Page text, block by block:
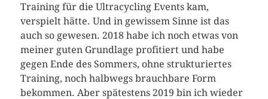
Training für die Ultracycling Events kam,
verspielt hätte. Und in gewissem Sinne ist das
auch so gewesen. 2018 habe ich noch etwas von
meiner guten Grundlage profitiert und habe
gegen Ende des Sommers, ohne strukturiertes
Training, noch halbwegs brauchbare Form
bekommen. Aber spätestens 2019 bin ich wieder